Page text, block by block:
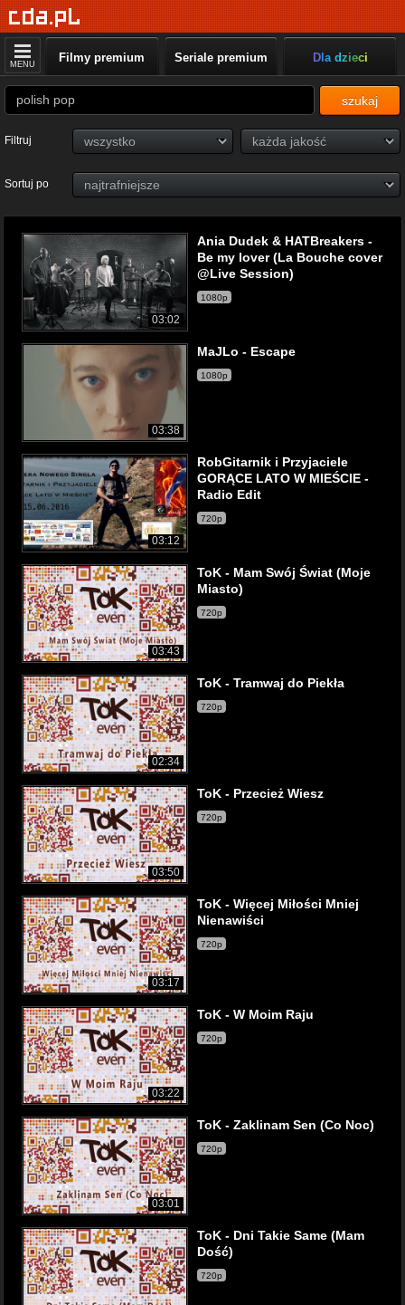
MENU Filmy premium Seriale premium Dla dzieci
szukaj
Filtruj
Sortuj po
03:02
Ania Dudek & HATBreakers -
Be my lover (La Bouche cover
@Live Session)
1080p
03:38
MaJLo - Escape
1080p
03:12
RobGitarnik i Przyjaciele
GORĄCE LATO W MIEŚCIE -
Radio Edit
720p
03:43
ToK - Mam Swój Świat (Moje
Miasto)
720p
02:34
ToK - Tramwaj do Piekła
720p
03:50
ToK - Przecież Wiesz
720p
03:17
ToK - Więcej Miłości Mniej
Nienawiści
720p
03:22
ToK - W Moim Raju
720p
03:01
ToK - Zaklinam Sen (Co Noc)
720p
ToK - Dni Takie Same (Mam
Dość)
720p